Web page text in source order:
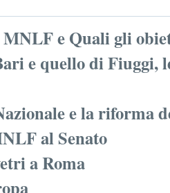
MNLF e Quali gli
e quello di Fiuggi,
e la riforma
al Senato
a Roma